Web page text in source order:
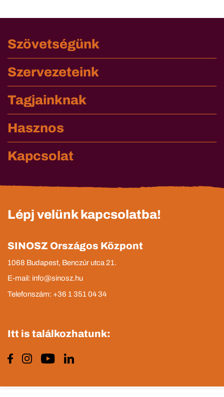
Szövetségünk
Szervezeteink
Tagjainknak
Hasznos
Kapcsolat
Lépj velünk kapcsolatba!
SINOSZ Országos Központ
1068 Budapest, Benczúr utca 21.
E-mail: info@sinosz.hu
Telefonszám: +36 1 351 04 34
Itt is találkozhatunk: